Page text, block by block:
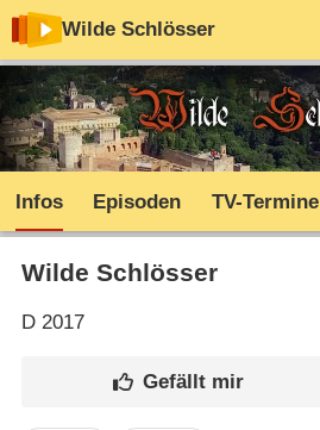
Wilde Schlösser
Infos Episoden TV-Termine
Wilde Schlösser
D2017